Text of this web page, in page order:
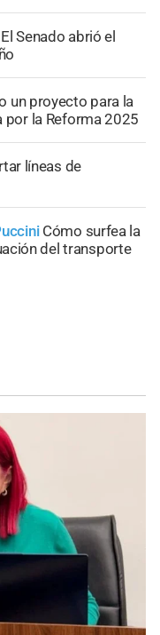
El Senado abrió el
un proyecto para la
la Reforma 2025
líneas de
Cómo surfea la
del transporte